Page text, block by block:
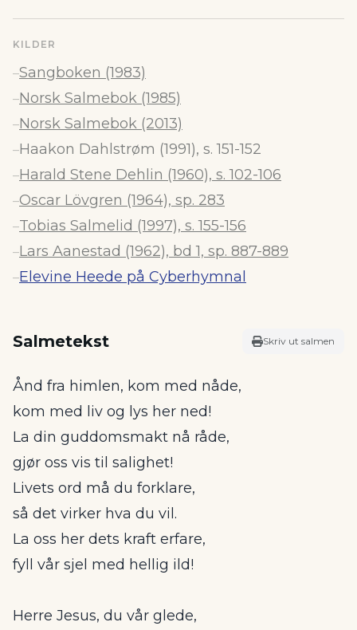
KILDER
–Sangboken (1983)
–Norsk Salmebok (1985)
–Norsk Salmebok (2013)
–Haakon Dahlstrøm (1991), s. 151-152
–Harald Stene Dehlin (1960), s. 102-106
–Oscar Lövgren (1964), sp. 283
–Tobias Salmelid (1997), s. 155-156
–Lars Aanestad (1962), bd 1, sp. 887-889
–Elevine Heede på Cyberhymnal
Salmetekst Skriv ut salmen
Ånd fra himlen, kom med nåde,
kom med liv og lys her ned!
La din guddomsmakt nå råde,
gjør oss vis til salighet!
Livets ord må du forklare,
så det virker hva du vil.
La oss her dets kraft erfare,
fyll vår sjel med hellig ild!
Herre Jesus, du vår glede,